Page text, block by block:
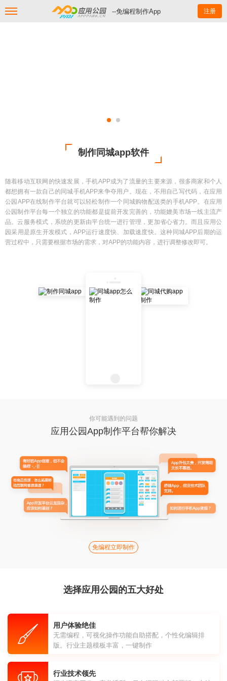
--免编程制作App 注册
制作同城app软件
随着移动互联网的快速发展，手机APP成为了流量的主要来源，很多商家和个人
都想拥有一款自己的同城手机APP来争夺用户。现在，不用自己写代码，在应用
公园APP在线制作平台就可以轻松制作一个同城购物配送类的手机APP。在应用
公园制作平台每一个独立的功能都是提前开发完善的，功能媲美市场一线主流产
品。云服务模式，系统的更新由平台统一进行管理，更加省心省力。而且应用公
园采用是原生开发模式，APP运行速度快、加载速度快。这种同城APP后期的运
营过程中，只需要根据市场的需求，对APP的功能内容，进行调整修改即可。
你可能遇到的问题
应用公园App制作平台帮你解决
免编程立即制作
选择应用公园的五大好处
用户体验绝佳
无需编程，可视化操作功能自助搭配，个性化编辑排
版。行业主题模板丰富，一键制作
行业技术领先